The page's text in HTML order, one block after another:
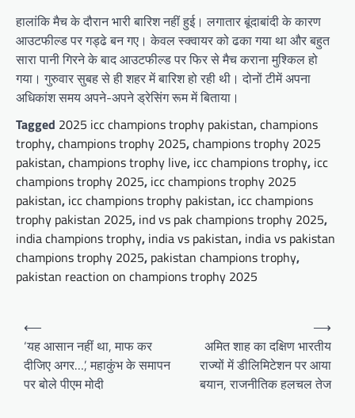
हालांकि मैच के दौरान भारी बारिश नहीं हुई। लगातार बूंदाबांदी के कारण
आउटफील्ड पर गड्ढे बन गए। केवल स्क्वायर को ढका गया था और बहुत
सारा पानी गिरने के बाद आउटफील्ड पर फिर से मैच कराना मुश्किल हो
गया। गुरुवार सुबह से ही शहर में बारिश हो रही थी। दोनों टीमें अपना
अधिकांश समय अपने-अपने ड्रेसिंग रूम में बिताया।
Tagged 2025 icc champions trophy pakistan,champions
trophy,champions trophy 2025,champions trophy 2025
pakistan,champions trophy live, icc champions trophy, icc
champions trophy 2025, icc champions trophy 2025
pakistan, icc champions trophy pakistan, icc champions
trophy pakistan 2025, ind vs pak champions trophy 2025,
india champions trophy, india vs pakistan, india vs pakistan
champions trophy 2025, pakistan champions trophy,
pakistan reaction on champions trophy 2025
Post
navigation
⟵
‘यह आसान नहीं था, माफ कर
दीजिए अगर…’, महाकुंभ के समापन
पर बोले पीएम मोदी
अमित शाह का दक्षिण भारतीय
राज्यों में डीलिमिटेशन पर आया
बयान, राजनीतिक हलचल तेज
⟶